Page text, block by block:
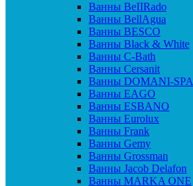
Ванны BeIIRado
Ванны BellAgua
Ванны BESCO
Ванны Black & White
Ванны C-Bath
Ванны Cersanit
Ванны DOMANI-SPA
Ванны EAGO
Ванны ESBANO
Ванны Eurolux
Ванны Frank
Ванны Gemy
Ванны Grossman
Ванны Jacob Delafon
Ванны MARKA ONE